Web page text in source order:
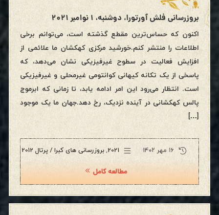
بروزرسانی فلش ٱورتورا، دوشنبه، ۱ نوامبر ۲۰۲۱
اکنون که حساس‌ترین مقطع گذشته است، می‌توانم برخی
اطلاعات را منتشر کنم.خورشید مرکزی کهکشان ما علائمی از
افزایش فعالیت در سطوح غیرفیزیکی نشان می‌دهد، که
پاسخی از یک تکانه کیهانی کوانتومی غیرمحلی و غیرفیزیکی
است. انتظار می‌رود این امر ادامه یابد، تا زمانی که ابرموج
پالس کهکشانی در آینده نزدیک، رخ دهد.جهان ما یک موجود
[…]
۱۶ مهر ۱۴۰۲ 2021
, بروزرسانی های کبرا / پرتال 2012
مطالعه کامل